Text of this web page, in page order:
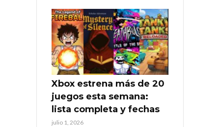
Xbox estrena más de 20
juegos esta semana:
lista completa y fechas
julio 1, 2026